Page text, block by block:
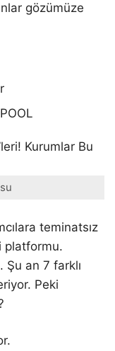
gözümüze
teminatsız
platformu.
Şu an 7 farklı
Peki